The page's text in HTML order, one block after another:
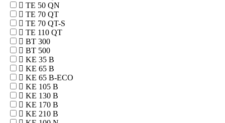
TE 50 QN
TE 70 QT
TE 70 QT-S
TE 110 QT
BT 300
BT 500
KE 35 B
KE 65 B
KE 65 B-ECO
KE 105 B
KE 130 B
KE 170 B
KE 210 B